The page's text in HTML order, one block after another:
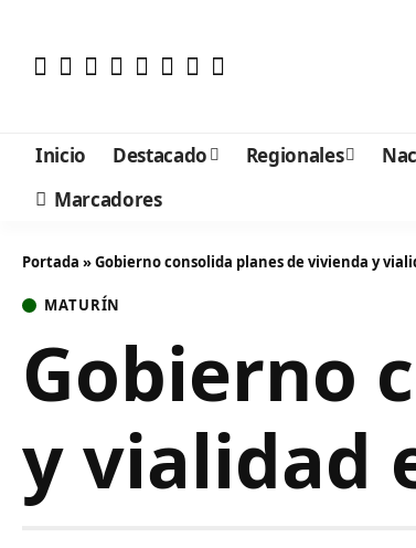
Inicio Destacado Regionales
Marcadores
Portada »Gobierno consolida planes de vivienda y
MATURÍN
Gobierno
y vialidad